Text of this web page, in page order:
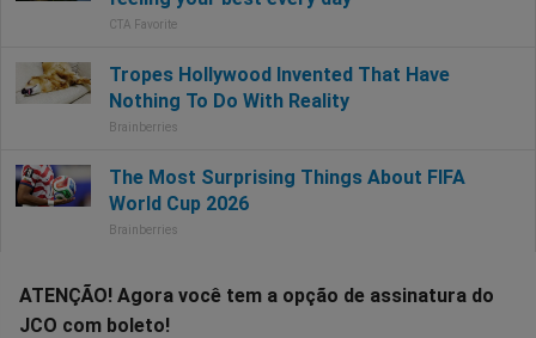
ATENÇÃO! Agora você tem a opção de assinatura do
JCO com boleto!